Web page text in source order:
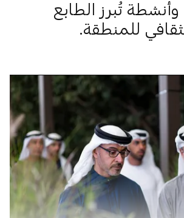
تُبرز الطابع
للمنطقة.